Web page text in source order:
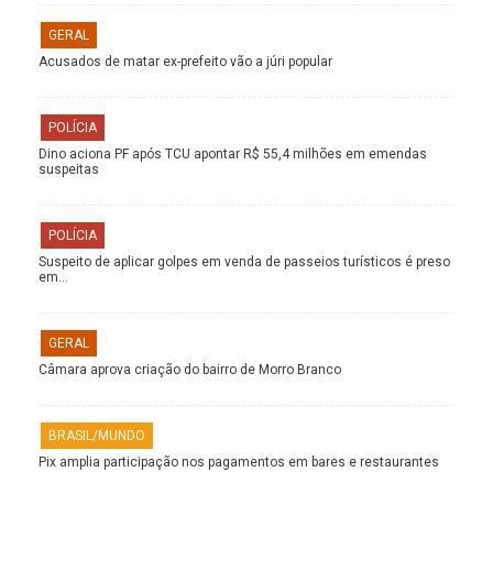
GERAL
Acusados de matar ex-prefeito vão a júri popular
POLÍCIA
Dino aciona PF após TCU apontar R$ 55,4 milhões em emendas
suspeitas
POLÍCIA
Suspeito de aplicar golpes em venda de passeios turísticos é preso
em…
GERAL
Câmara aprova criação do bairro de Morro Branco
BRASIL/MUNDO
Pix amplia participação nos pagamentos em bares e restaurantes